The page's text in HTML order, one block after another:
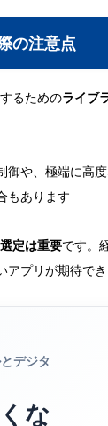
の注意点
るためのライブ
御や、極端に高
もあります
定は重要です。
アプリが期待で
デジタ
な